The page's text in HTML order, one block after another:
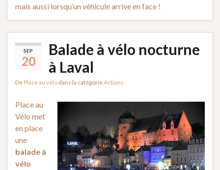
mais aussi lorsqu’un véhicule arrive en face !
SEP
20
Balade à vélo nocturne
à Laval
De Place au vélo dans la catégorieActions
Place au
Vélo met
en place
une
balade à
vélo